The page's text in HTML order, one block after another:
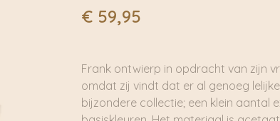
€59,95
Frank ontwierp in opdracht van zijn
omdat zij vindt dat er al genoeg
bijzondere collectie; een klein aantal